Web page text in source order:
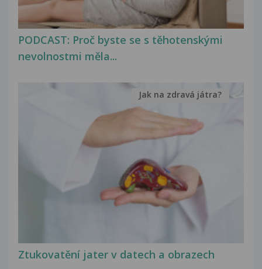
PODCAST: Proč byste se s těhotenskými
nevolnostmi měla...
Ztukovatění jater v datech a obrazech
Jak na zdravá játra?